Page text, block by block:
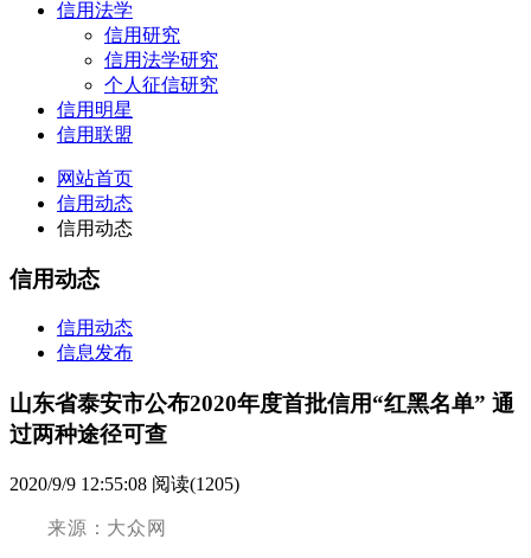
信用法学
信用研究
信用法学研究
个人征信研究
信用明星
信用联盟
网站首页
信用动态
信用动态
信用动态
信用动态
信息发布
山东省泰安市公布2020年度首批信用“红黑名单” 通
过两种途径可查
2020/9/9 12:55:08 阅读(1205)
来源： 大众网